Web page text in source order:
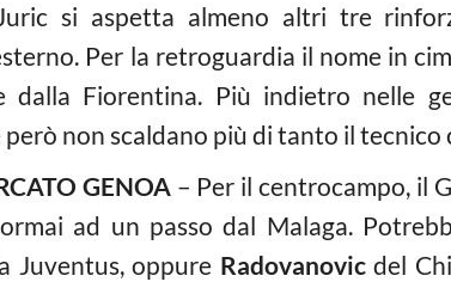
si aspetta almeno altri tre
Per la retroguardia il nome in
dalla Fiorentina. Più indietro nelle
però non scaldano più di tanto il tecnico
GENOA– Per il centrocampo, il
ad un passo dal Malaga.
Juventus, oppure Radovanovicdel